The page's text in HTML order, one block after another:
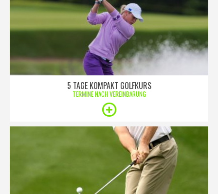
5 TAGE KOMPAKT GOLFKURS
TERMINE NACH VEREINBARUNG